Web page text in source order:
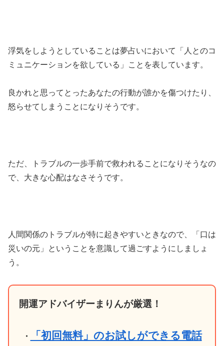
浮気をしようとしていることは夢占いにおいて「人とのコ
ミュニケーションを欲している」ことを表しています。
良かれと思ってとったあなたの行動が誰かを傷つけたり、
怒らせてしまうことになりそうです。
ただ、トラブルの一歩手前で救われることになりそうなの
で、大きな心配はなさそうです。
人間関係のトラブルが特に起きやすいときなので、「口は
災いの元」ということを意識して過ごすようにしましょ
う。
開運アドバイザーまりんが厳選！
・ 「初回無料」のお試しができる電話